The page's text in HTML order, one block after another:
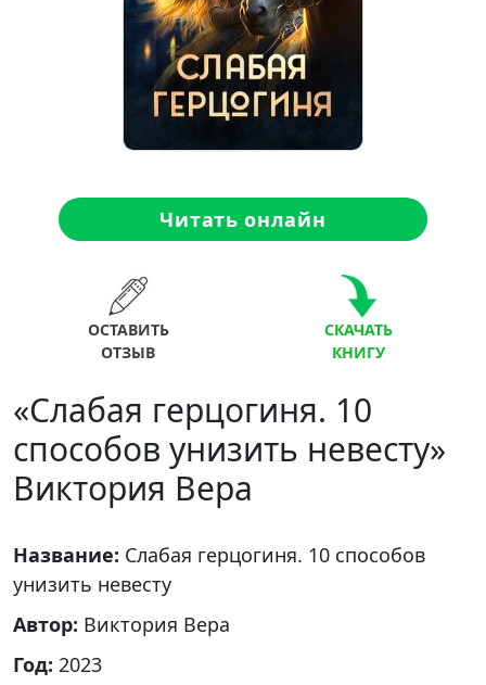
Читать онлайн
ОСТАВИТЬ
ОТЗЫВ
СКАЧАТЬ
КНИГУ
«Слабая герцогиня. 10
способов унизить невесту»
Виктория Вера
Название: Слабая герцогиня. 10 способов
унизить невесту
Автор: Виктория Вера
Год: 2023